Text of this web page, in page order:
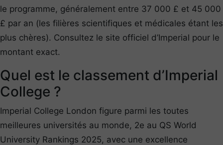
le programme, généralement entre 37 000 £ et 45 000
£ par an (les filières scientifiques et médicales étant les
plus chères). Consultez le site officiel d’Imperial pour le
montant exact.
Quel est le classement d’Imperial
College ?
Imperial College London figure parmi les toutes
meilleures universités au monde, 2e au QS World
University Rankings 2025, avec une excellence